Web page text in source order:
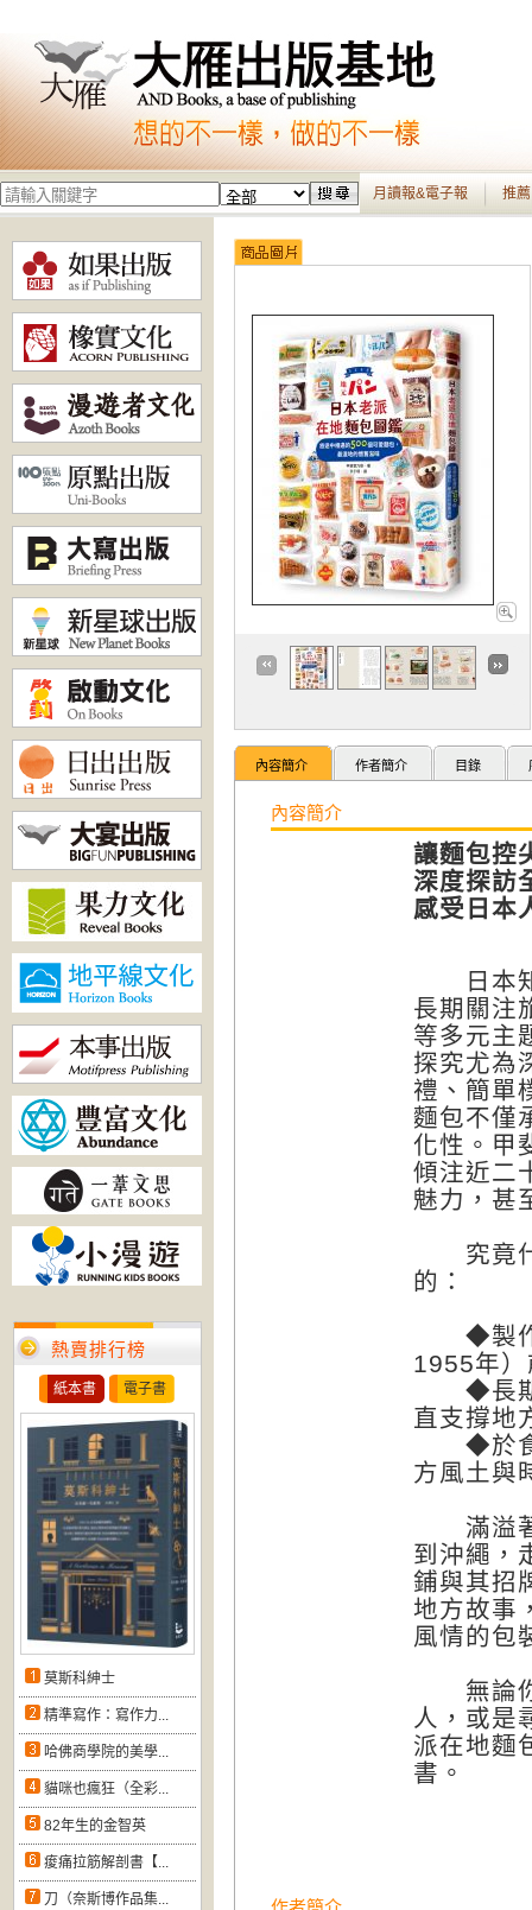
月讀報&電子報 推
熱賣排行榜
紙本書 電子書
莫斯科紳士
精準寫作：寫作力...
哈佛商學院的美學...
貓咪也瘋狂（全彩...
82年生的金智英
痠痛拉筋解剖書【...
刀（奈斯博作品集...
內容簡介 作者簡介 目錄
內容簡介
讓麵包控
深度探訪
感受日本
日本知
長期關注
等多元主
探究尤為
禮、簡單
麵包不僅
化性。甲
傾注近二
魅力，甚
究竟什
的：
◆製作
1955年
◆長期
直支撐地
◆於食
方風土與
滿溢著
到沖繩，
鋪與其招
地方故事
風情的包
無論你
人，或是
派在地麵
書。